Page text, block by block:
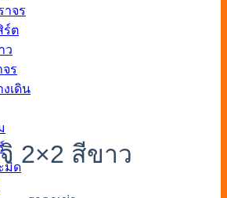
าจร
ร์ต
ว
จร
งเดิน
มิด2×2 สีขาว